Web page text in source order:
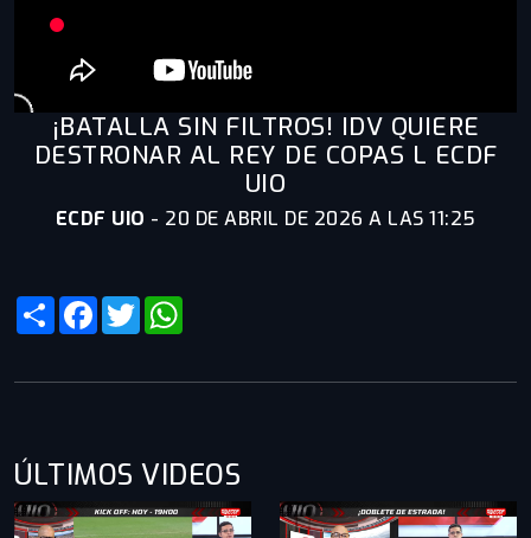
¡BATALLA SIN FILTROS! IDV QUIERE
DESTRONAR AL REY DE COPAS L ECDF
UIO
ECDF UIO - 20 DE ABRIL DE 2026 A LAS 11:25
ShareFacebook
Twitter
ÚLTIMOS VIDEOS